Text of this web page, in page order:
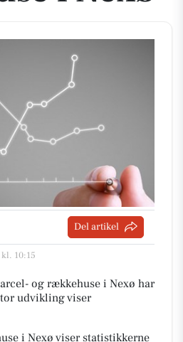
Del artikel
10:15
og rækkehuse i Nexø har
udvikling viser
i Nexø viser statistikkerne